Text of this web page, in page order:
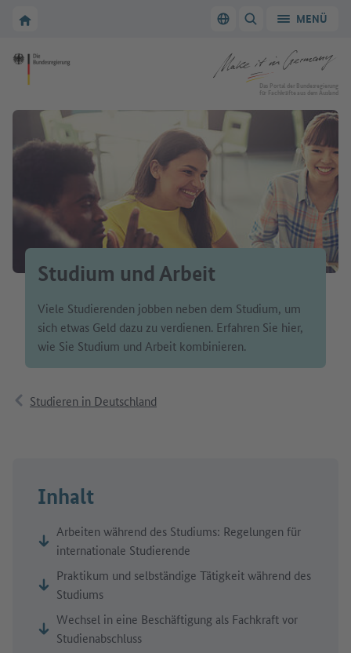
Zur Startseite von Make it in Germany Sprache wechseln
SUCHE ANZEIGEN/
MENÜ
Zur Startseite von Make it in GermanyDas Portal der Bundesregierung
für Fachkräfte aus dem Ausland
Studium und Arbeit
Viele Studierenden jobben neben dem Studium, um
sich etwas Geld dazu zu verdienen. Erfahren Sie hier,
wie Sie Studium und Arbeit kombinieren.
Studieren in Deutschland
Inhalt
Arbeiten während des Studiums: Regelungen für
internationale Studierende
Praktikum und selbständige Tätigkeit während des
Studiums
Wechsel in eine Beschäftigung als Fachkraft vor
Studienabschluss